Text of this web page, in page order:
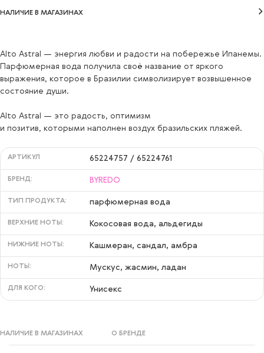
100 мл
НАЛИЧИЕ В МАГАЗИНАХ
Alto Astral — энергия любви и радости на побережье Ипанемы.
Парфюмерная вода получила своё название от яркого
выражения, которое в Бразилии символизирует возвышенное
состояние души.
Alto Astral — это радость, оптимизм
и позитив, которыми наполнен воздух бразильских пляжей.
АРТИКУЛ 65224757 / 65224761
БРЕНД: BYREDO
ТИП ПРОДУКТА: парфюмерная вода
ВЕРХНИЕ НОТЫ: Кокосовая вода, альдегиды
НИЖНИЕ НОТЫ: Кашмеран, сандал, амбра
НОТЫ: Мускус, жасмин, ладан
ДЛЯ КОГО: Унисекс
НАЛИЧИЕ В МАГАЗИНАХ О БРЕНДЕ